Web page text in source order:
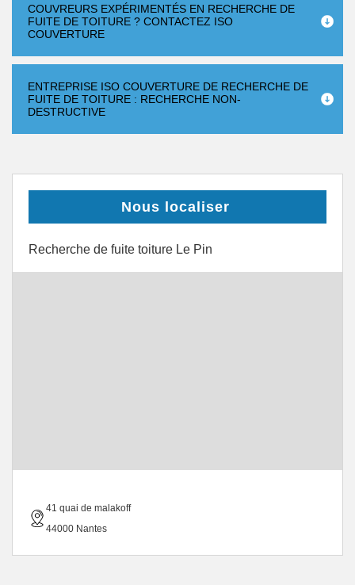
COUVREURS EXPÉRIMENTÉS EN RECHERCHE DE
FUITE DE TOITURE ? CONTACTEZ ISO
COUVERTURE
ENTREPRISE ISO COUVERTURE DE RECHERCHE DE
FUITE DE TOITURE : RECHERCHE NON-
DESTRUCTIVE
Nous localiser
Recherche de fuite toiture Le Pin
41 quai de malakoff
44000 Nantes